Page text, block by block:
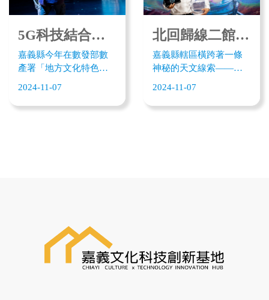
的人文寶藏。這次「地
與落地計劃，特別以鄒
族為文化代表，透過5G
全息科技核心技術，多
元面向詮釋鄒族文化。
嘉義縣是全台灣唯一有
饒富文化色彩及及深厚
方文化特色整合5G應用
與落地計劃，特別以鄒
族為文化代表，透過5G
全息科技核心技術，多
間，2024年嘉義縣執行
藉由新科技為老文物館
新打開昔日放送所的歷
史場景。
5G科技結合舞蹈創作 Z世代視角下的《文明馴服》
嘉義縣今年在數發部數
產署「地方文化特色整
合舞蹈創作的《文明馴
嘉義縣首部運用 5G 科技
高速度、低延遲的特
性，結合手機即時影像
流轉投映在舞台上，演
2024-11-07
北回歸線二館太空館 衛星航拍看嘉義 5G XR體驗太空探險
嘉義縣轄區橫跨著一條
神秘的天文線索——北
越嘉義縣水上鄉與東石
2024-11-07